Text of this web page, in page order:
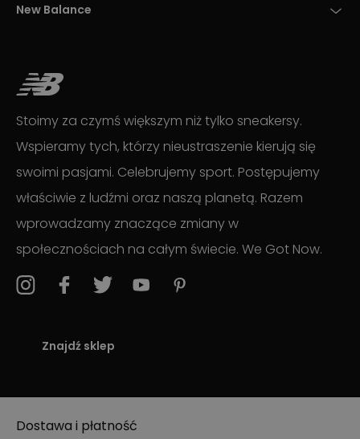
New Balance
Stoimy za czymś większym niż tylko sneakersy.
Wspieramy tych, którzy nieustraszenie kierują się
swoimi pasjami. Celebrujemy sport. Postępujemy
właściwie z ludźmi oraz naszą planetą. Razem
wprowadzamy znaczące zmiany w
społecznościach na całym świecie. We Got Now.
Znajdź sklep
Dostawa i płatność